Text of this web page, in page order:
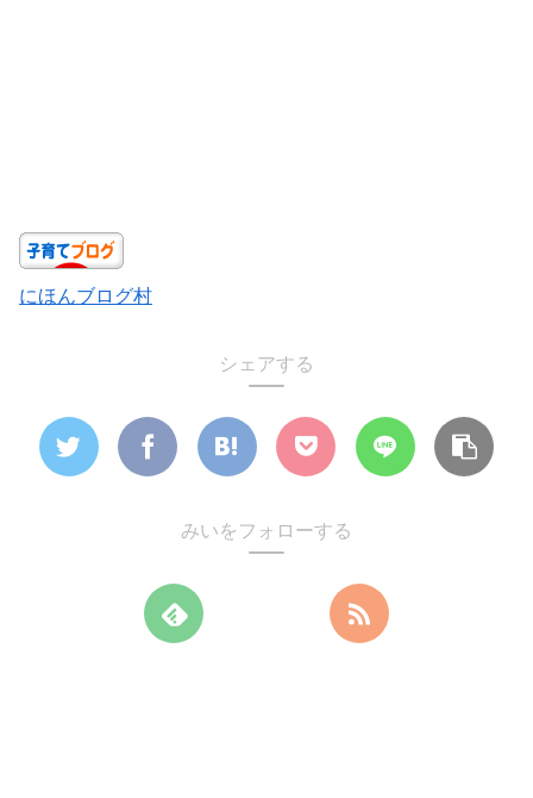
にほんブログ村
シェアする
みいをフォローする